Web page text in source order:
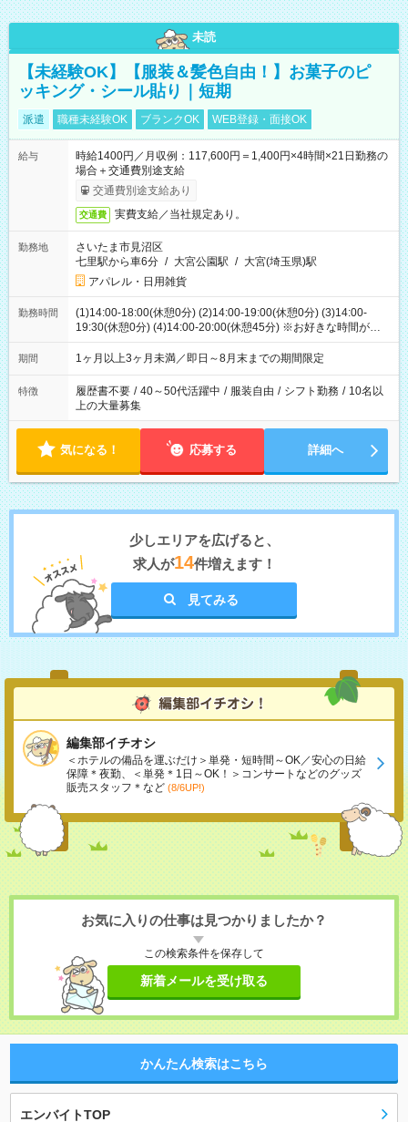
未読
【未経験OK】【服装＆髪色自由！】お菓子のピ
ッキング・シール貼り｜短期
派遣 職種未経験OK ブランクOK WEB登録・面接OK
給与
時給1400円／月収例：117,600円＝1,400円×4時間×21日勤務の
場合＋交通費別途支給
交通費別途支給あり
交通費 実費支給／当社規定あり。
勤務地
さいたま市見沼区
七里駅から車6分 / 大宮公園駅 / 大宮(埼玉県)駅
アパレル・日用雑貨
勤務時間
(1)14:00-18:00(休憩0分) (2)14:00-19:00(休憩0分) (3)14:00-
19:30(休憩0分) (4)14:00-20:00(休憩45分) ※お好きな時間が選べ
ます
期間 1ヶ月以上3ヶ月未満／即日～8月末までの期間限定
特徴 履歴書不要 / 40～50代活躍中 / 服装自由 / シフト勤務 / 10名以
上の大量募集
気になる！ 応募する 詳細へ
少しエリアを広げると、
求人が14件増えます！
見てみる
編集部イチオシ
＜ホテルの備品を運ぶだけ＞単発・短時間～OK／安心の日給
保障＊夜勤、＜単発＊1日～OK！＞コンサートなどのグッズ
販売スタッフ＊など (8/6UP!)
お気に入りの仕事は見つかりましたか？
この検索条件を保存して
新着メールを受け取る
かんたん検索はこちら
エンバイトTOP